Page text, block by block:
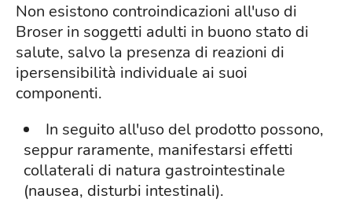
Non esistono controindicazioni all'uso di
Broser in soggetti adulti in buono stato di
salute, salvo la presenza di reazioni di
ipersensibilità individuale ai suoi
componenti.
In seguito all'uso del prodotto possono,
seppur raramente, manifestarsi effetti
collaterali di natura gastrointestinale
(nausea, disturbi intestinali).